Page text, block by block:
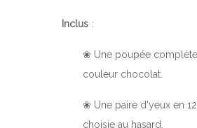
Inclus :
❀ Une poupée
couleur chocolat.
❀ Une paire d'yeux en
choisie au hasard.